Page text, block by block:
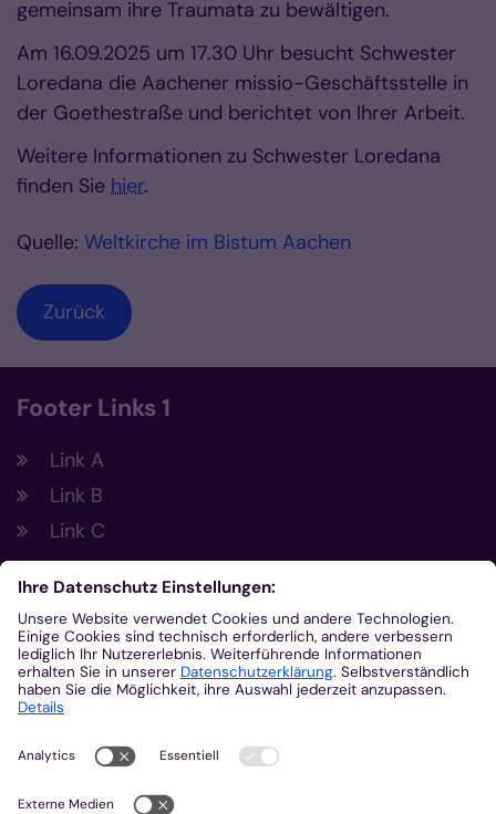
gemeinsam ihre Traumata zu bewältigen.
Am 16.09.2025 um 17.30 Uhr besucht Schwester
Loredana die Aachener missio-Geschäftsstelle in
der Goethestraße und berichtet von Ihrer Arbeit.
Weitere Informationen zu Schwester Loredana
finden Sie hier.
Quelle: Weltkirche im Bistum Aachen
Zurück
Footer Links 1
Link A
Link B
Link C
Footer Links 2
Link A
Link B
Link C
Kontakt